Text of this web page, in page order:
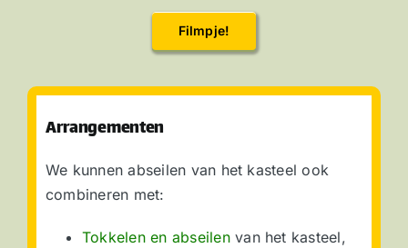
Filmpje!
Arrangementen
We kunnen abseilen van het kasteel ook
combineren met:
Tokkelen en abseilenvan het kasteel,